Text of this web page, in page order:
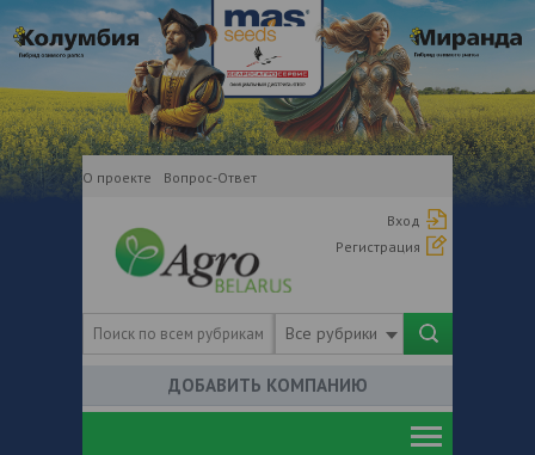
О проекте Вопрос-Ответ
Вход
Регистрация
Все рубрики
ДОБАВИТЬ КОМПАНИЮ